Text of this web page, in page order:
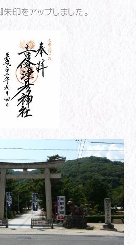
朱印をアップしました。